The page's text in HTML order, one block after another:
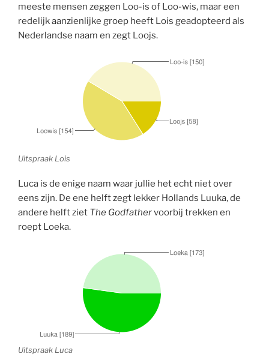
meeste mensen zeggen Loo-is of Loo-wis, maar een
redelijk aanzienlijke groep heeft Lois geadopteerd als
Nederlandse naam en zegt Loojs.
Uitspraak Lois
Luca is de enige naam waar jullie het echt niet over
eens zijn. De ene helft zegt lekker Hollands Luuka, de
andere helft ziet The Godfathervoorbij trekken en
roept Loeka.
Uitspraak Luca